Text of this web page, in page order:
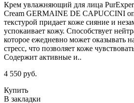
Крем увлажняющий для лица
Cream GERMAINE DE CAPUCCINI
текстурой придает коже сияние и
успокаивает кожу. Способствует
которое ежедневно может оказывать
стресс, что позволяет коже
Содержит активные и..
4 550 руб.
Купить
В закладки